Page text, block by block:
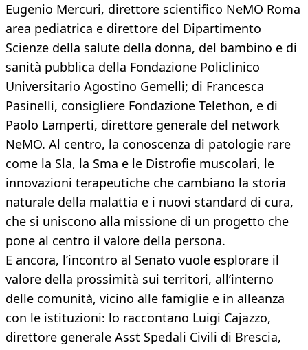
Eugenio Mercuri, direttore scientifico NeMO Roma
area pediatrica e direttore del Dipartimento
Scienze della salute della donna, del bambino e di
sanità pubblica della Fondazione Policlinico
Universitario Agostino Gemelli; di Francesca
Pasinelli, consigliere Fondazione Telethon, e di
Paolo Lamperti, direttore generale del network
NeMO. Al centro, la conoscenza di patologie rare
come la Sla, la Sma e le Distrofie muscolari, le
innovazioni terapeutiche che cambiano la storia
naturale della malattia e i nuovi standard di cura,
che si uniscono alla missione di un progetto che
pone al centro il valore della persona.
E ancora, l’incontro al Senato vuole esplorare il
valore della prossimità sui territori, all’interno
delle comunità, vicino alle famiglie e in alleanza
con le istituzioni: lo raccontano Luigi Cajazzo,
direttore generale Asst Spedali Civili di Brescia,